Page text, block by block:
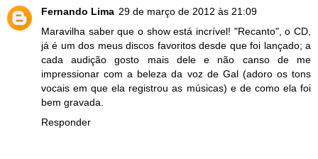
Fernando Lima 29 de março de 2012 às 21:09
Maravilha saber que o show está incrível! "Recanto", o CD,
já é um dos meus discos favoritos desde que foi lançado; a
cada audição gosto mais dele e não canso de me
impressionar com a beleza da voz de Gal (adoro os tons
vocais em que ela registrou as músicas) e de como ela foi
bem gravada.
Responder